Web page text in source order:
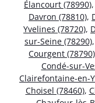
Élancourt (78990),
Davron (78810),
Yvelines (78720),
sur-Seine (78290),
Courgent (78790)
Condé-sur-
Clairefontaine-en-
Choisel (78460),